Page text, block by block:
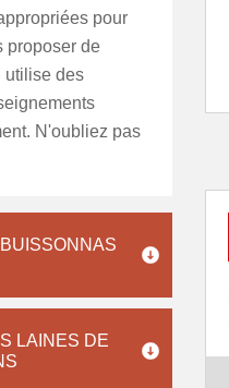
pour
proposer de
utilise des
N'oubliez pas
LAINES DE